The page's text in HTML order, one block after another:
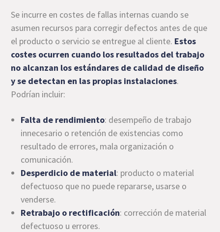
Se incurre en costes de fallas internas cuando se
asumen recursos para corregir defectos antes de que
el producto o servicio se entregue al cliente. Estos
costes ocurren cuando los resultados del trabajo
no alcanzan los estándares de calidad de diseño
y se detectan en las propias instalaciones.
Podrían incluir:
Falta de rendimiento: desempeño de trabajo
innecesario o retención de existencias como
resultado de errores, mala organización o
comunicación.
Desperdicio de material: producto o material
defectuoso que no puede repararse, usarse o
venderse.
Retrabajo o rectificación: corrección de material
defectuoso u errores.